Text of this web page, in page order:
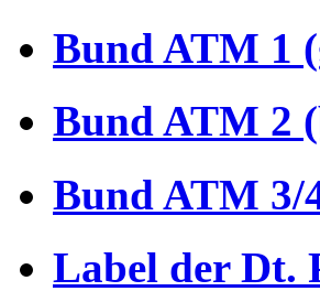
Bund ATM 1
Bund ATM 2
Bund ATM 3/
Label der Dt.